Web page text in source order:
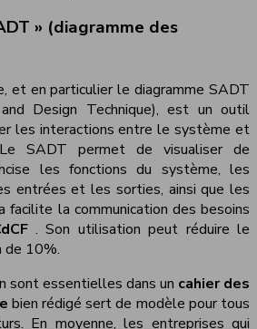
» (diagramme des
et en particulier le diagramme SADT
Design Technique), est un outil
les interactions entre le système et
Le SADT permet de visualiser de
les fonctions du système, les
entrées et les sorties, ainsi que les
facilite la communication des besoins
. Son utilisation peut réduire le
de 10%.
sont essentielles dans un cahier des
bien rédigé sert de modèle pour tous
En moyenne, les entreprises qui